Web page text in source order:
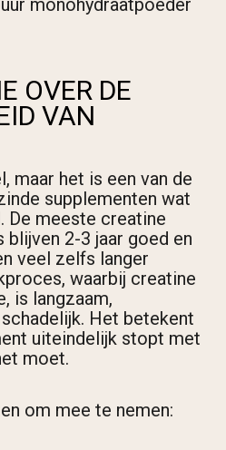
monohydraatpoeder
OVER DE
VAN
maar het is een van de
supplementen wat
De meeste creatine
2-3 jaar goed en
veel zelfs langer
waarbij creatine
is langzaam,
Het betekent
uiteindelijk stopt met
moet.
om mee te nemen: